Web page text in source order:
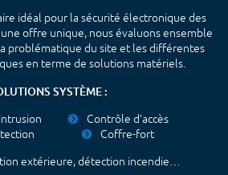
idéal pour la sécurité électronique des
offre unique, nous évaluons ensemble
problématique du site et les différentes
en terme de solutions matériels.
SYSTÈME :
Contrôle d’accès
Coffre-fort
extérieure, détection incendie…